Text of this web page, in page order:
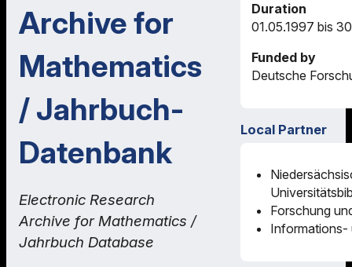
Archive for
Mathematics
/ Jahrbuch-
Datenbank
Electronic Research
Archive for Mathematics /
Jahrbuch Database
Duration
01.05.1997 bis
Funded by
Deutsche
Local Partner
Forschung
Informations-